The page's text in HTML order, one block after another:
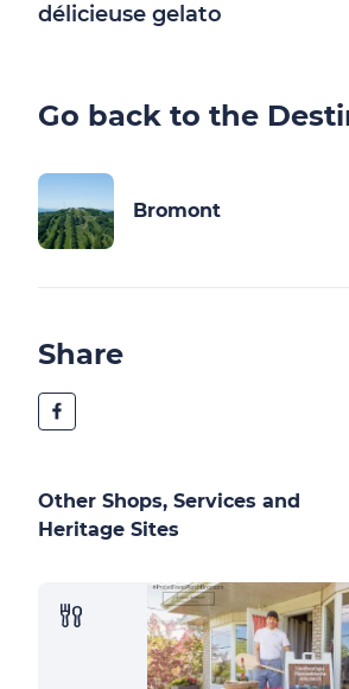
délicieuse gelato
Go back to the
Bromont
Share
Other Shops, Services and
Heritage Sites